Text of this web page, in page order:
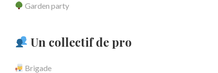
Garden party
Un collectif de pro
Brigade